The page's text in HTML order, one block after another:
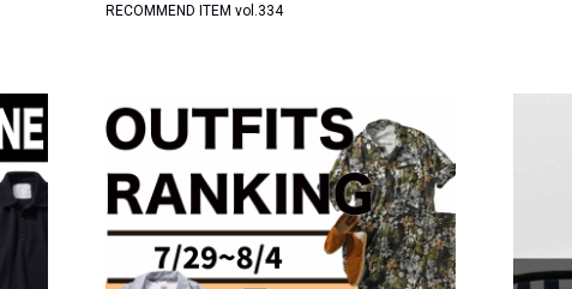
RECOMMEND ITEM vol.334